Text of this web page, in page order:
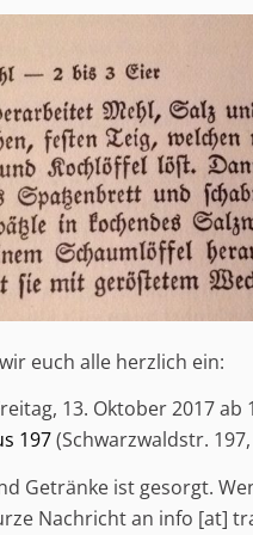
euch alle herzlich ein:
13. Oktober 2017 ab
197(Schwarzwaldstr.
Getränke ist gesorgt.
Nachricht an info [at]